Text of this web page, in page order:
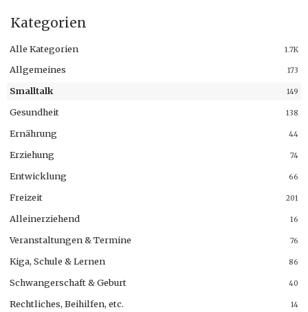
Kategorien
1.7K
Alle Kategorien
173
Allgemeines
149
Smalltalk
138
Gesundheit
44
Ernährung
74
Erziehung
66
Entwicklung
201
Freizeit
16
Alleinerziehend
76
Veranstaltungen & Termine
86
Kiga, Schule & Lernen
40
Schwangerschaft & Geburt
14
Rechtliches, Beihilfen, etc.